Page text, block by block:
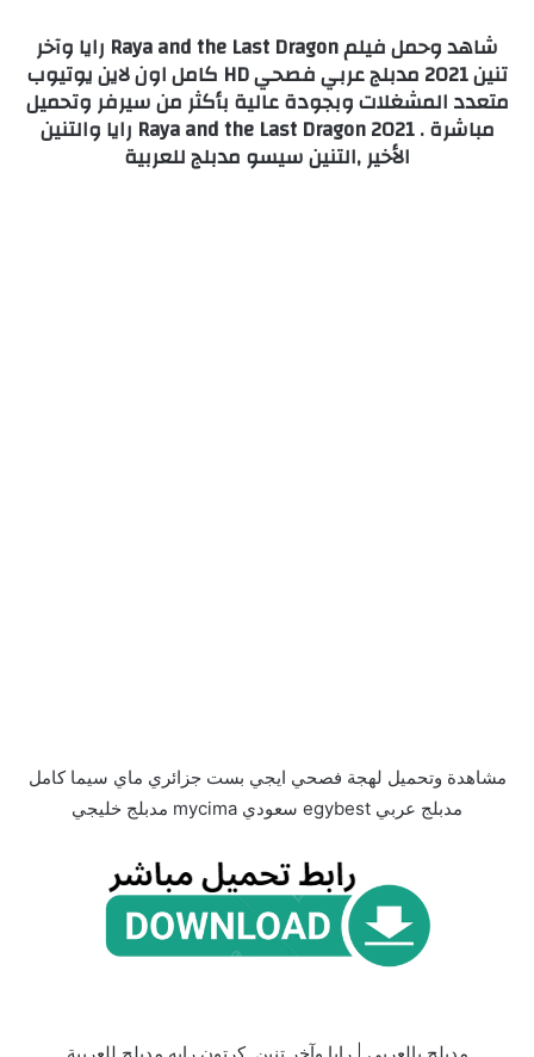
شاهد وحمل فيلم Raya and the Last Dragon رايا وآخر
تنين 2021 مدبلج عربي فصحي HD كامل اون لاين يوتيوب
متعدد المشغلات وبجودة عالية بأكثر من سيرفر وتحميل
مباشرة . Raya and the Last Dragon 2021 رايا والتنين
الأخير ,التنين سيسو مدبلج للعربية
مشاهدة وتحميل لهجة فصحي ايجي بست جزائري ماي سيما كامل
مدبلج عربي egybest سعودي mycima مدبلج خليجي
مدبلج بالعربي | رايا وآخر تنين ,كرتون رايه مدبلج للعربية